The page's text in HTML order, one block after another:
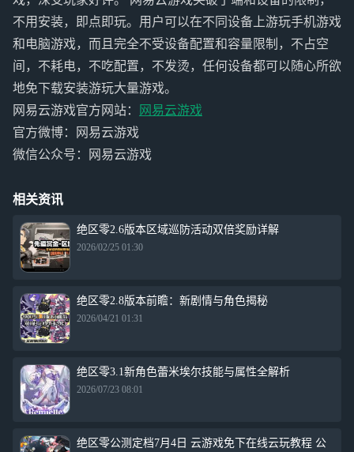
不用安装，即点即玩。用户可以在不同设备上游玩手机游戏
和电脑游戏，而且完全不受设备配置和容量限制，不占空
间，不耗电，不吃配置，不发烫，任何设备都可以随心所欲
地免下载安装游玩大量游戏。
网易云游戏官方网站：
网易云游戏
官方微博：网易云游戏
微信公众号：网易云游戏
相关资讯
绝区零2.6版本区域巡防活动双倍奖励详解
2026/02/25 01:30
绝区零2.8版本前瞻：新剧情与角色揭秘
2026/04/21 01:31
绝区零3.1新角色蕾米埃尔技能与属性全解析
2026/07/23 08:01
绝区零公测定档7月4日 云游戏免下在线云玩教程 公